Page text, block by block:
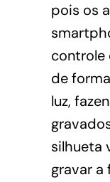
pois os
controle
de
luz,
silhueta
gravar a